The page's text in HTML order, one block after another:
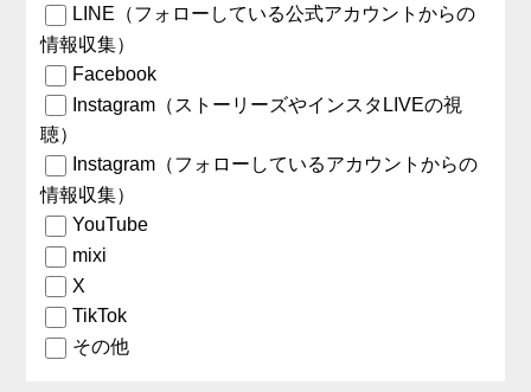
LINE（フォローしている公式アカウントからの
情報収集）
Facebook
Instagram（ストーリーズやインスタLIVEの視
聴）
Instagram（フォローしているアカウントからの
情報収集）
YouTube
mixi
X
TikTok
その他